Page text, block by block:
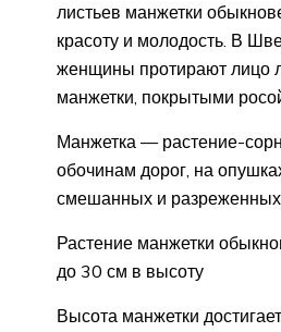
листьев манжетки
красоту и молодость. В
женщины протирают лицо
манжетки, покрытыми
Манжетка — растение-
обочинам дорог, на
смешанных и разреженных
Растение манжетки
до 30 см в высоту
Высота манжетки